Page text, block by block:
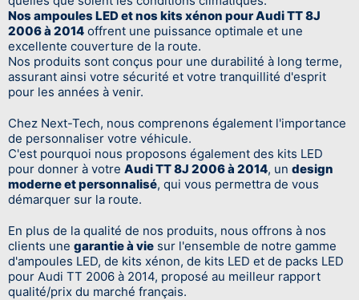
Nos ampoules LED et nos kits xénon pour Audi TT 8J
2006 à 2014 offrent une puissance optimale et une
excellente couverture de la route.
Nos produits sont conçus pour une durabilité à long terme,
assurant ainsi votre sécurité et votre tranquillité d'esprit
pour les années à venir.
Chez Next-Tech, nous comprenons également l'importance
de personnaliser votre véhicule.
C'est pourquoi nous proposons également des kits LED
pour donner à votre Audi TT 8J 2006 à 2014, un design
moderne et personnalisé, qui vous permettra de vous
démarquer sur la route.
En plus de la qualité de nos produits, nous offrons à nos
clients une garantie à vie sur l'ensemble de notre gamme
d'ampoules LED, de kits xénon, de kits LED et de packs LED
pour Audi TT 2006 à 2014, proposé au meilleur rapport
qualité/prix du marché français.